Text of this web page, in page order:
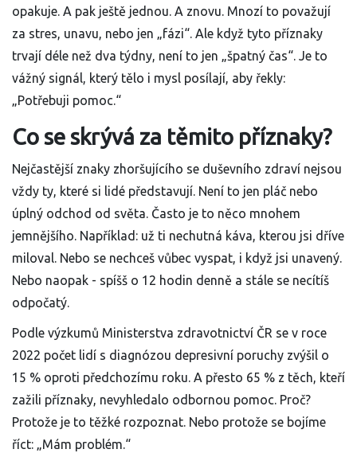
opakuje. A pak ještě jednou. A znovu. Mnozí to považují
za stres, unavu, nebo jen „fázi“. Ale když tyto příznaky
trvají déle než dva týdny, není to jen „špatný čas“. Je to
vážný signál, který tělo i mysl posílají, aby řekly:
„Potřebuji pomoc.“
Co se skrývá za těmito příznaky?
Nejčastější znaky zhoršujícího se duševního zdraví nejsou
vždy ty, které si lidé představují. Není to jen pláč nebo
úplný odchod od světa. Často je to něco mnohem
jemnějšího. Například: už ti nechutná káva, kterou jsi dříve
miloval. Nebo se nechceš vůbec vyspat, i když jsi unavený.
Nebo naopak - spíšš o 12 hodin denně a stále se necítíš
odpočatý.
Podle výzkumů Ministerstva zdravotnictví ČR se v roce
2022 počet lidí s diagnózou depresivní poruchy zvýšil o
15 % oproti předchozímu roku. A přesto 65 % z těch, kteří
zažili příznaky, nevyhledalo odbornou pomoc. Proč?
Protože je to těžké rozpoznat. Nebo protože se bojíme
říct: „Mám problém.“